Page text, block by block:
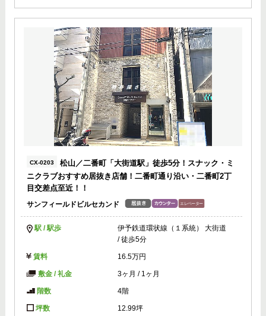
CX-0203
松山／二番町「大街道駅」徒歩5分！スナック・ミ
ニクラブおすすめ居抜き店舗！二番町通り沿い・二番町2丁
目交差点至近！！
サンフィールドビルセカンド
駅 / 駅歩
伊予鉄道環状線（１系統） 大街道
/ 徒歩5分
賃料 16.5万円
敷金 / 礼金 3ヶ月 / 1ヶ月
階数 4階
坪数 12.99坪